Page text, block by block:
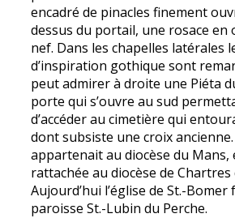
encadré de pinacles finement
dessus du portail, une rosace en
nef. Dans les chapelles latérales
d’inspiration gothique sont
peut admirer à droite une Piéta
porte qui s’ouvre au sud
d’accéder au cimetière qui
dont subsiste une croix
appartenait au diocèse du Mans,
rattachée au diocèse de Chartres
Aujourd’hui l’église de St.-
paroisse St.-Lubin du Perche.